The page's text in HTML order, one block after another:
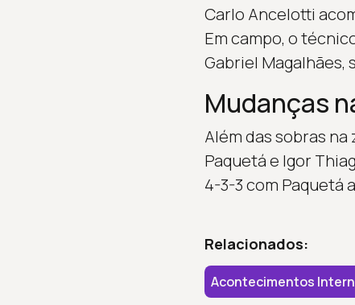
Carlo Ancelotti
Em campo, o
Gabriel Magalhães,
Mudanças
Além das sobras na
Paquetá e Igor
4-3-3 com Paquetá
Relacionados:
Acontecimentos